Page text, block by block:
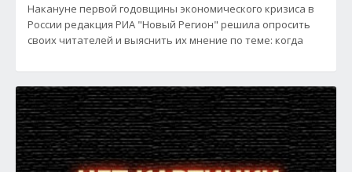
Накануне первой годовщины экономического кризиса в
России редакция РИА "Новый Регион" решила опросить
своих читателей и выяснить их мнение по теме: когда